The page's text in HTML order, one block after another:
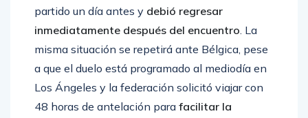
partido un día antes y debió regresar
inmediatamente después del encuentro. La
misma situación se repetirá ante Bélgica, pese
a que el duelo está programado al mediodía en
Los Ángeles y la federación solicitó viajar con
48 horas de antelación para facilitar la